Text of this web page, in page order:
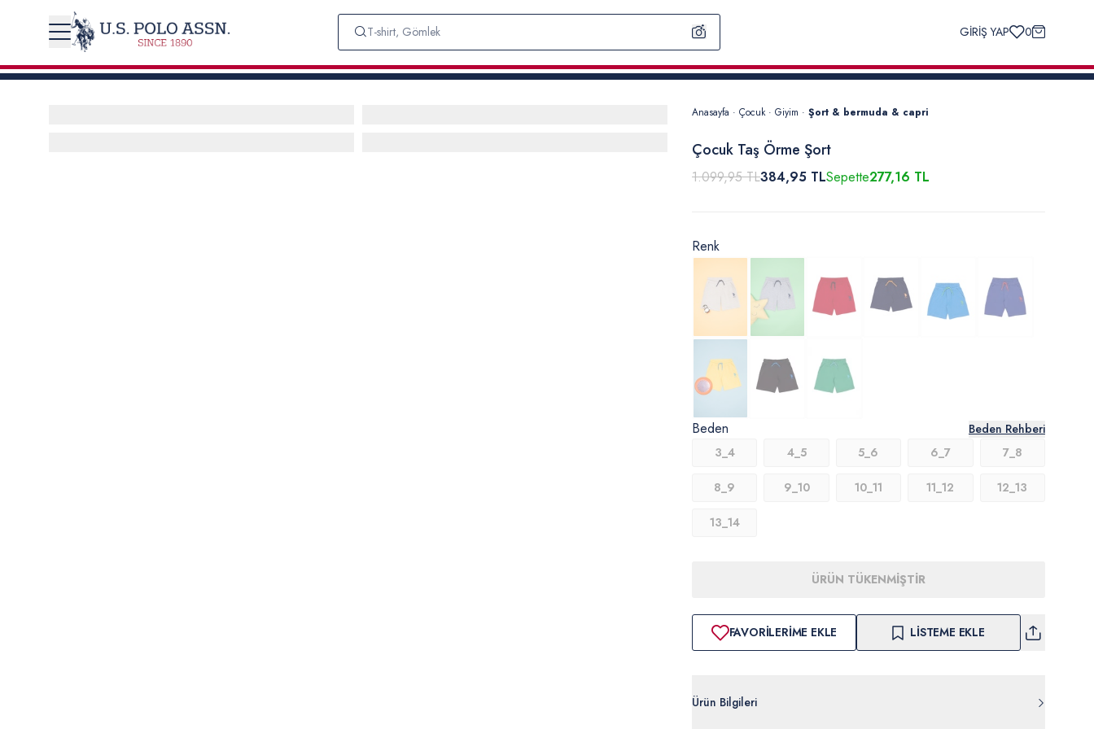
GİRİŞ YAP 0
Anasayfa · Çocuk · Giyim · Şort & bermuda & capri
Çocuk Taş Örme Şort
1.099,95 TL384,95 TLSepette277,16 TL
Beden
Beden Rehberi
3_4
4_5 5_6 6_7 7_8
8_9 9_10 10_11 11_12 12_13
13_14
Renk
ÜRÜN TÜKENMİŞTİR
FAVORILERIME EKLE LISTEME EKLE
Ürün Bilgileri